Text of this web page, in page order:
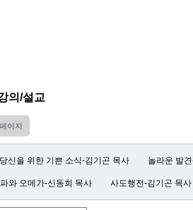
의/설교
이지
당신을 위한 기쁜 소식-김기곤 목사 놀라운 발
와 오메가-신동희 목사 사도행전-김기곤 목사